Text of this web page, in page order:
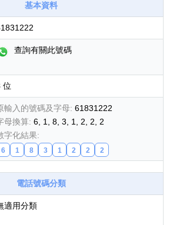
777尾 9字頭
9888頭 二字號
基本資料
查詢有關此號碼
位
輸入的號碼及字母: 61831222
母換算: 6, 1, 8, 3, 1, 2, 2, 2
字化結果:
6 1 8 3 1 2 2 2
電話號碼分類
適用分類